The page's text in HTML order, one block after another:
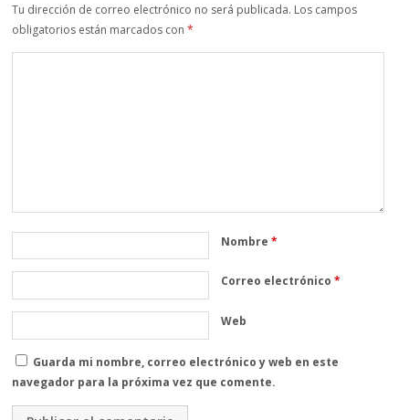
Tu dirección de correo electrónico no será publicada. Los campos
obligatorios están marcados con*
Nombre*
Correo electrónico*
Web
Guarda mi nombre, correo electrónico y web en este
navegador para la próxima vez que comente.